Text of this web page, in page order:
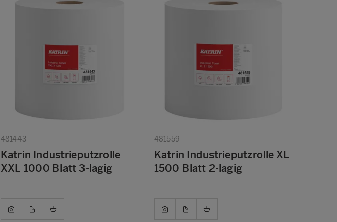
481443
Katrin Industrieputzrolle
XXL 1000 Blatt 3-lagig
481559
Katrin Industrieputzrolle XL
1500 Blatt 2-lagig